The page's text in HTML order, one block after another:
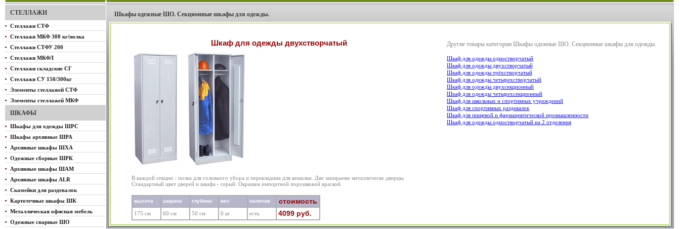
СТЕЛЛАЖИ
Стеллажи СТФ
Стеллажи МКФ 300 кг/полка
Стеллажи СТФУ 200
Стеллажи МКФЛ
Стеллажи складские СГ
Стеллажи СУ 150/300кг
Элементы стеллажей СТФ
Элементы стеллажей МКФ
ШКАФЫ
Шкафы для одежды ШРС
Шкафы архивные ШРА
Архивные шкафы ШХА
Одежные сборные ШРК
Архивные шкафы ШАМ
Архивные шкафы ALR
Скамейки для раздевалок
Картотечные шкафы ШК
Металлическая офисная мебель
Одежные сварные ШО
Шкафы одежные ШО. Секционные шкафы для одежды.
Шкаф для одежды двухстворчатый
В каждой секции - полка для головного убора и перекладина для вешалки. Две запираеме металлическе дверцы.
Стандартный цвет дверей и шкафа - серый. Окрашен импортной порошковой краской.
высота ширина глубина вес наличие стоимость
175 см 60 см 50 см 0 кг есть 4099 руб.
Другие товары категории Шкафы одежные ШО. Секционные шкафы для одежды.
Шкаф для одежды одностворчатый
Шкаф для одежды двухстворчатый
Шкаф для одежды трёхстворчатый
Шкаф для одежды четырехстворчатый
Шкаф для одежды двухсекционный
Шкаф для одежды четырехсекционный
Шкаф для школьных и спортивных учреждений
Шкаф для спортивных раздевалок
Шкаф для пищевой и фармацевтической промышленности
Шкаф для одежды одностворчатый на 2 отделения